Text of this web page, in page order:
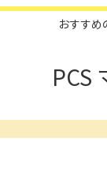
おすすめ
PCS